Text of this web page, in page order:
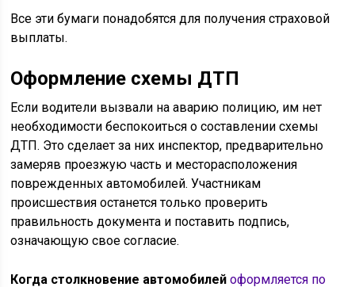
Все эти бумаги понадобятся для получения страховой
выплаты.
Оформление схемы ДТП
Если водители вызвали на аварию полицию, им нет
необходимости беспокоиться о составлении схемы
ДТП. Это сделает за них инспектор, предварительно
замеряв проезжую часть и месторасположения
поврежденных автомобилей. Участникам
происшествия останется только проверить
правильность документа и поставить подпись,
означающую свое согласие.
Когда столкновение автомобилейоформляется по